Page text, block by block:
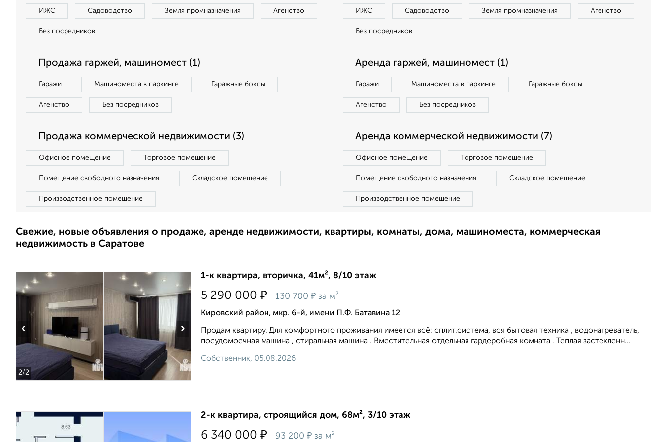
ИЖС Садоводство Земля промназначения Агенство
Без посредников
ИЖС Садоводство Земля промназначения Агенство
Без посредников
Продажа гаржей, машиномест (1)
Гаражи Машиноместа в паркинге Гаражные боксы
Агенство Без посредников
Аренда гаржей, машиномест (1)
Гаражи Машиноместа в паркинге Гаражные боксы
Агенство Без посредников
Продажа коммерческой недвижимости (3)
Офисное помещение Торговое помещение
Помещение свободного назначения Складское помещение
Производственное помещение
Аренда коммерческой недвижимости (7)
Офисное помещение Торговое помещение
Помещение свободного назначения Складское помещение
Производственное помещение
Свежие, новые объявления о продаже, аренде недвижимости, квартиры, комнаты, дома, машиноместа, коммерческая
недвижимость в Саратове
2/2
‹ ›
1-к квартира, вторичка, 41м², 8/10 этаж
5 290 000 ₽ 130 700 ₽ за м²
Кировский район, мкр. 6-й, имени П.Ф. Батавина 12
Продам квартиру. Для комфортного проживания имеется всё: сплит.система, вся бытовая техника , водонагреватель,
посудомоечная машина , стиральная машина . Вместительная отдельная гардеробная комната . Теплая застекленн...
Собственник, 05.08.2026
2-к квартира, строящийся дом, 68м², 3/10 этаж
6 340 000 ₽ 93 200 ₽ за м²